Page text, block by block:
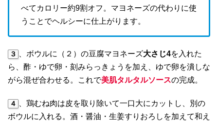
べてカロリー約9割オフ。マヨネーズの代わりに使
うことでヘルシーに仕上がります。
３ 、ボウルに（２）の豆腐マヨネーズ大さじ4を入れた
ら、酢・ゆで卵・刻みらっきょうを加え、ゆで卵を潰しな
がら混ぜ合わせる。これで美肌タルタルソースの完成。
４ 、鶏むね肉は皮を取り除いて一口大にカットし、別の
ボウルに入れる。酒・醤油・生姜すりおろしを加えて和え